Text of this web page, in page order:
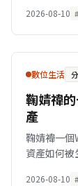
2026-08-10
數位生活
鞠婧禕
產
鞠婧禕一
資產如何被
2026-08-10